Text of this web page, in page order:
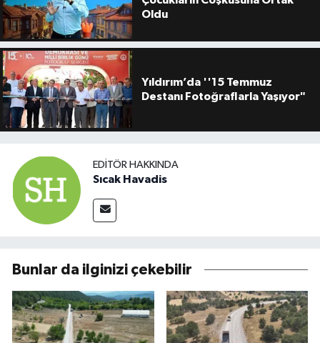
Oldu
Yıldırım’da ''15 Temmuz
Destanı Fotoğraflarla Yaşıyor"
EDITÖR HAKKINDA
Sıcak Havadis
Bunlar da ilginizi çekebilir